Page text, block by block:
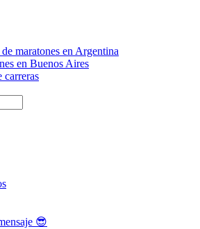
maratones en Argentina
en Buenos Aires
carreras
😎